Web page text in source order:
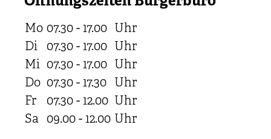
Mo 07.30 - 17.00 Uhr
Di
07.30 - 17.00 Uhr
Mi 07.30 - 17.00 Uhr
Do 07.30 - 17.30 Uhr
Fr
07.30 - 12.00 Uhr
Sa 09.00 - 12.00 Uhr